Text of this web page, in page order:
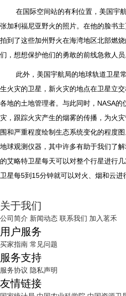
在国际空间站的有利位置，美国宇
张加利福尼亚野火的照片。在他的脸书
拍到了这些加州野火在海湾地区北部燃
们，想想保护他们的勇敢的前线急救人员
此外，美国宇航局的地球轨道卫星
生火灾的卫星，新火灾的地点在卫星立
各地的土地管理者。与此同时，NASA的
灾，跟踪火灾产生的烟雾的传播，为火
围和严重程度绘制生态系统变化的程度
地球观测仪器，其中许多有助于我们了
的艾略特卫星每天可以对整个行星进行
卫星每5到15分钟就可以对火、烟和云进
关于我们
公司简介 新闻动态 联系我们 加入茗禾
用户服务
买家指南 常见问题
服务支持
服务协议 隐私声明
友情链接